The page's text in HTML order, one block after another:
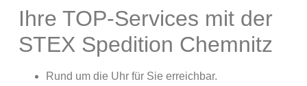
Ihre TOP-Services mit der
STEX Spedition Chemnitz
Rund um die Uhr für Sie erreichbar.